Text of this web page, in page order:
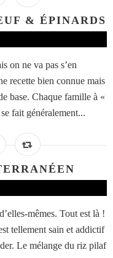
& ÉPINARDS
on ne va pas s’en
recette bien connue mais
base. Chaque famille à «
fait généralement...
mêmes. Tout est là !
tellement sain et addictif
Le mélange du riz pilaf